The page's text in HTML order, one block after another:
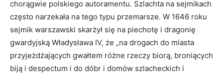
chorągwie polskiego autoramentu. Szlachta na sejmikach
często narzekała na tego typu przemarsze. W 1646 roku
sejmik warszawski skarżył się na piechotę i dragonię
gwardyjską Władysława IV, że „na drogach do miasta
przyjeżdżających gwałtem różne rzeczy biorą, broniących
biją i despectum i do dóbr i domów szlacheckich i